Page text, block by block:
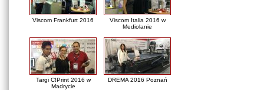
Viscom Frankfurt 2016
Viscom Italia 2016 w
Mediolanie
Targi C!Print 2016 w
Madrycie
DREMA 2016 Poznań